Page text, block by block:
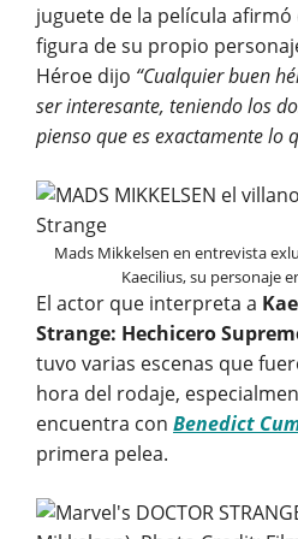
juguete de la película
figura de su propio
Héroe dijo “Cualquier buen
ser interesante, teniendo los
pienso que es exactamente lo
Mads Mikkelsen en entrevista
Kaecilius, su personaje
El actor que interpreta a
Strange: Hechicero
tuvo varias escenas que
hora del rodaje,
encuentra con Benedict
primera pelea.